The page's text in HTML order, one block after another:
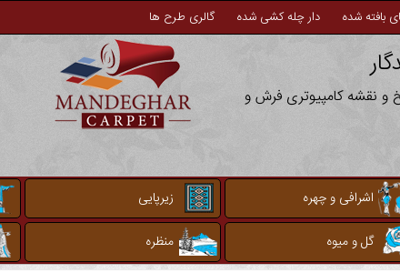
بافته شده دار چله کشی شده گالری طرح ها
و نقشه کامپیوتری فرش و
اشرافی و چهره زیرپایی
گل و میوه منظره